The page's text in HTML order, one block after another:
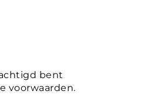
bent
voorwaarden.